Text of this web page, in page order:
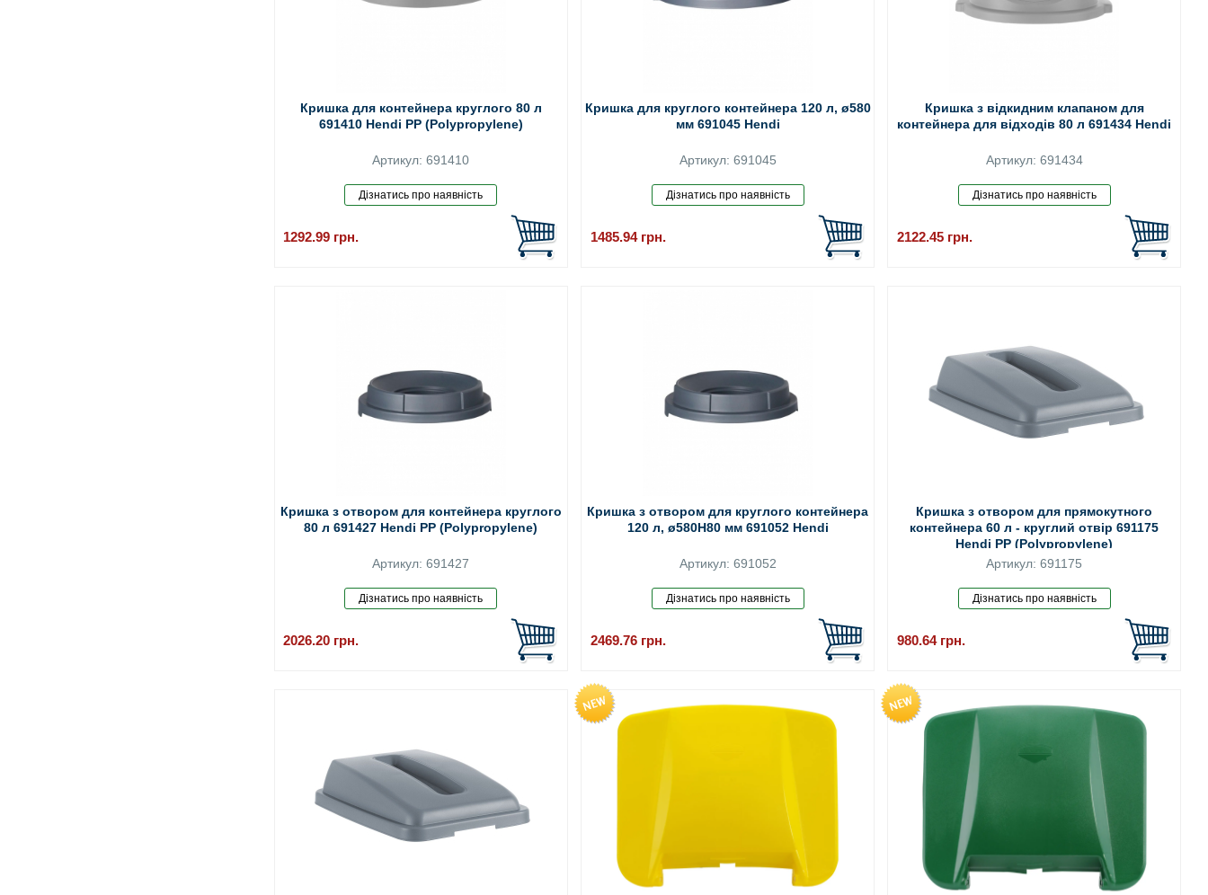
Кришка для контейнера круглого 80 л
691410 Hendi PP (Polypropylene)
Артикул: 691410
1292.99 грн.
Кришка для круглого контейнера 120 л, ø580
мм 691045 Hendi
Артикул: 691045
1485.94 грн.
Кришка з відкидним клапаном для
контейнера для відходів 80 л 691434 Hendi
Артикул: 691434
2122.45 грн.
Кришка з отвором для контейнера круглого
80 л 691427 Hendi PP (Polypropylene)
Артикул: 691427
2026.20 грн.
Кришка з отвором для круглого контейнера
120 л, ø580H80 мм 691052 Hendi
Артикул: 691052
2469.76 грн.
Кришка з отвором для прямокутного
контейнера 60 л - круглий отвір 691175
Hendi PP (Polypropylene)
Артикул: 691175
980.64 грн.